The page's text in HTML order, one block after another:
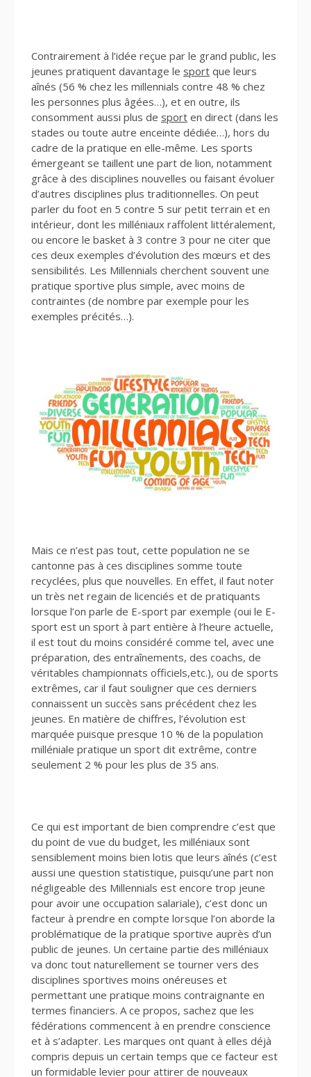
Contrairement à l’idée reçue par le grand public, les
jeunes pratiquent davantage le sport que leurs
aînés (56 % chez les millennials contre 48 % chez
les personnes plus âgées…), et en outre, ils
consomment aussi plus de sport en direct (dans les
stades ou toute autre enceinte dédiée…), hors du
cadre de la pratique en elle-même. Les sports
émergeant se taillent une part de lion, notamment
grâce à des disciplines nouvelles ou faisant évoluer
d’autres disciplines plus traditionnelles. On peut
parler du foot en 5 contre 5 sur petit terrain et en
intérieur, dont les milléniaux raffolent littéralement,
ou encore le basket à 3 contre 3 pour ne citer que
ces deux exemples d’évolution des mœurs et des
sensibilités. Les Millennials cherchent souvent une
pratique sportive plus simple, avec moins de
contraintes (de nombre par exemple pour les
exemples précités…).
Mais ce n’est pas tout, cette population ne se
cantonne pas à ces disciplines somme toute
recyclées, plus que nouvelles. En effet, il faut noter
un très net regain de licenciés et de pratiquants
lorsque l’on parle de E-sport par exemple (oui le E-
sport est un sport à part entière à l’heure actuelle,
il est tout du moins considéré comme tel, avec une
préparation, des entraînements, des coachs, de
véritables championnats officiels,etc.), ou de sports
extrêmes, car il faut souligner que ces derniers
connaissent un succès sans précédent chez les
jeunes. En matière de chiffres, l’évolution est
marquée puisque presque 10 % de la population
milléniale pratique un sport dit extrême, contre
seulement 2 % pour les plus de 35 ans.
Ce qui est important de bien comprendre c’est que
du point de vue du budget, les milléniaux sont
sensiblement moins bien lotis que leurs aînés (c’est
aussi une question statistique, puisqu’une part non
négligeable des Millennials est encore trop jeune
pour avoir une occupation salariale), c’est donc un
facteur à prendre en compte lorsque l’on aborde la
problématique de la pratique sportive auprès d’un
public de jeunes. Un certaine partie des milléniaux
va donc tout naturellement se tourner vers des
disciplines sportives moins onéreuses et
permettant une pratique moins contraignante en
termes financiers. A ce propos, sachez que les
fédérations commencent à en prendre conscience
et à s’adapter. Les marques ont quant à elles déjà
compris depuis un certain temps que ce facteur est
un formidable levier pour attirer de nouveaux